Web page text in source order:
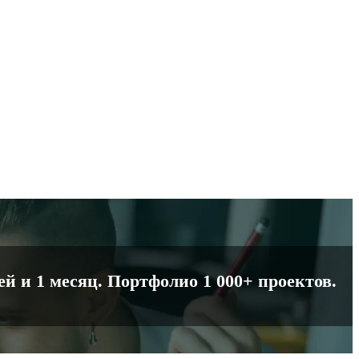
и 1 месяц. Портфолио 1 000+ проектов.